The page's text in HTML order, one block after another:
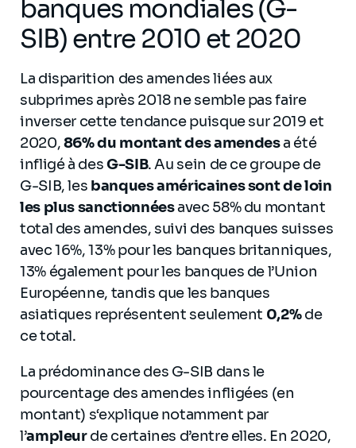
banques mondiales (G-
SIB) entre 2010 et 2020
La disparition des amendes liées aux
subprimes après 2018 ne semble pas faire
inverser cette tendance puisque sur 2019 et
2020,86% du montant des amendesa été
infligé à desG-SIB. Au sein de ce groupe de
G-SIB, les banques américaines sont de loin
les plus sanctionnéesavec 58% du montant
total des amendes, suivi des banques suisses
avec 16%, 13% pour les banques britanniques,
13% également pour les banques de l’Union
Européenne, tandis que les banques
asiatiques représentent seulement 0,2%de
ce total.
La prédominance des G-SIB dans le
pourcentage des amendes infligées (en
montant) s‘explique notamment par
l’ampleurde certaines d’entre elles. En 2020,